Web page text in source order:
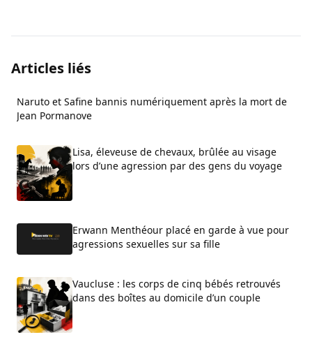
Articles liés
Naruto et Safine bannis numériquement après la mort de
Jean Pormanove
Lisa, éleveuse de chevaux, brûlée au visage
lors d’une agression par des gens du voyage
Erwann Menthéour placé en garde à vue pour
agressions sexuelles sur sa fille
Vaucluse : les corps de cinq bébés retrouvés
dans des boîtes au domicile d’un couple